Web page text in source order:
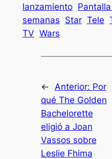
lanzamiento
semanas Star Tele
TV Wars
← Anterior: Por
qué The Golden
Bachelorette
eligió a Joan
Vassos sobre
Leslie Fhima